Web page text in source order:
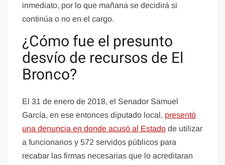
inmediato, por lo que mañana se decidirá si
continúa o no en el cargo.
¿Cómo fue el presunto
desvío de recursos de El
Bronco?
El 31 de enero de 2018, el Senador Samuel
García, en ese entonces diputado local, presentó
una denuncia en donde acusó al Estado de utilizar
a funcionarios y 572 servidos públicos para
recabar las firmas necesarias que lo acreditaran